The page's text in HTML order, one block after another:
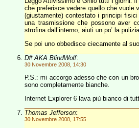
che preferisce vedere quello che vuole
(giustamente) contestato i principi
una trasmissione che possono aver
strofina dall’interno, aiuti un po’ la
Se poi uno obbedisce ciecamente al
D# AKA BlindWolf:
30 Novembre 2008, 14:30
P.S.: mi accorgo adesso che con un
sono completamente bianche.
Internet Explorer 6 lava più bianco di
Thomas Jefferson:
30 Novembre 2008, 17:55